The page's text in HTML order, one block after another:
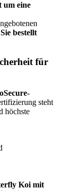
um eine
Sie bestellt
für
steht
höchste
Koi mit